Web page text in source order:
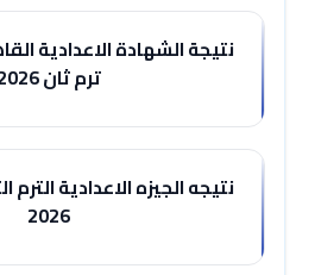
ترم ثان 2026
2026